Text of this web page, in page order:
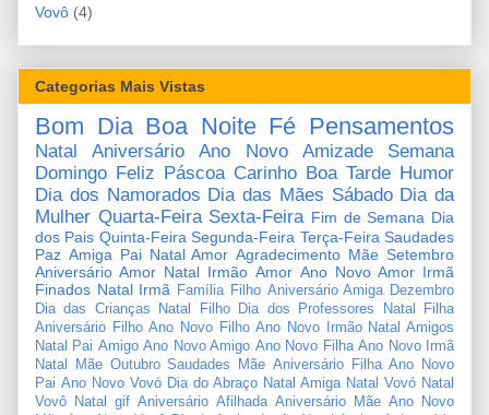
Vovô (4)
Categorias Mais Vistas
Bom Dia Boa Noite Fé Pensamentos
Natal Aniversário Ano Novo Amizade
Semana
Domingo Feliz Páscoa Carinho Boa Tarde Humor
Dia dos Namorados Dia das Mães Sábado Dia da
Mulher Quarta-Feira Sexta-Feira Fim de Semana Dia
dos Pais Quinta-Feira Segunda-Feira Terça-Feira Saudades
Paz Amiga Pai Natal Amor Agradecimento Mãe Setembro
Aniversário Amor Natal Irmão Amor Ano Novo Amor Irmã
Finados Natal Irmã Família Filho Aniversário Amiga Dezembro
Dia das Crianças
Natal Filho Dia dos Professores
Natal Filha
Aniversário Filho Ano Novo Filho Ano Novo Irmão Natal Amigos
Natal Pai Amigo Ano Novo Amigo Ano Novo Filha Ano Novo Irmã
Natal Mãe Outubro Saudades Mãe Aniversário Filha Ano Novo
Pai Ano Novo Vovó Dia do Abraço Natal Amiga Natal Vovó Natal
Vovô
Natal gif Aniversário Afilhada Aniversário Mãe Ano Novo